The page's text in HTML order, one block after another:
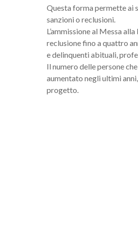
Questa forma permette ai
sanzioni o reclusioni.
L’ammissione al Messa
reclusione fino a quattro
e delinquenti abituali,
Il numero delle persone
aumentato negli ultimi
progetto.